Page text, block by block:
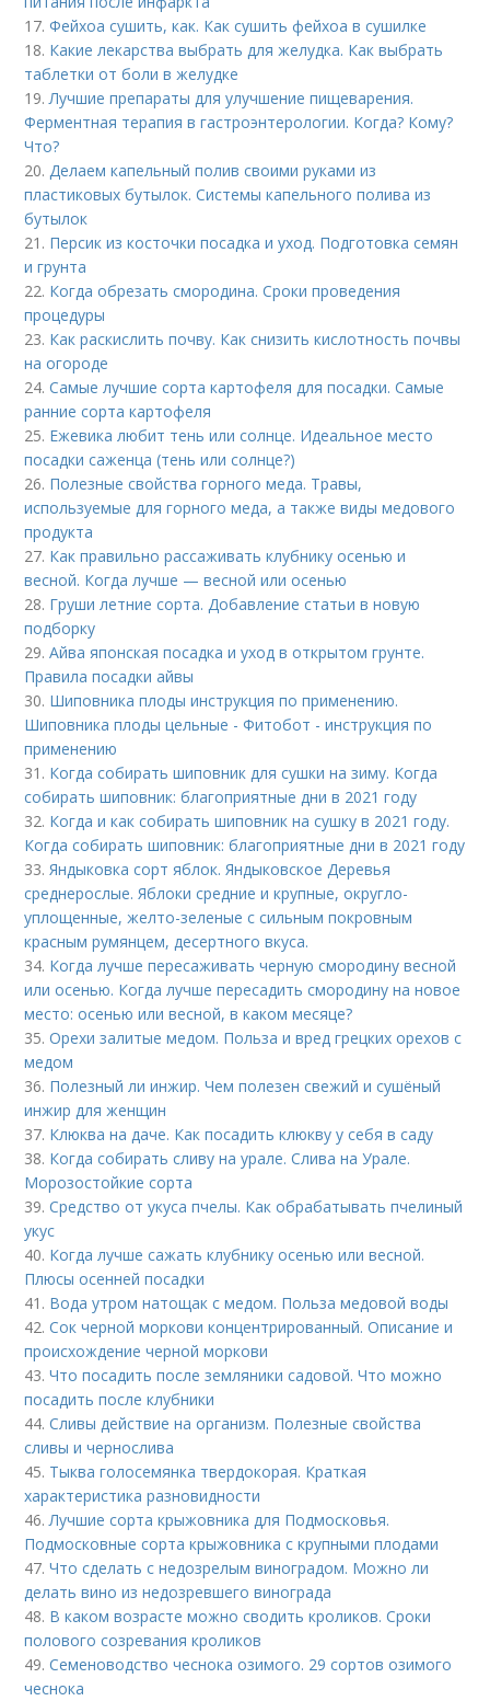
17.Фейхоа сушить, как. Как сушить фейхоа в сушилке
18. Какие лекарства выбрать для желудка. Как выбрать
таблетки от боли в желудке
19.Лучшие препараты для улучшение пищеварения.
Ферментная терапия в гастроэнтерологии. Когда? Кому?
Что?
20.Делаем капельный полив своими руками из
пластиковых бутылок. Системы капельного полива из
бутылок
21. Персик из косточки посадка и уход. Подготовка семян
и грунта
22. Когда обрезать смородина. Сроки проведения
процедуры
23. Как раскислить почву. Как снизить кислотность почвы
на огороде
24.Самые лучшие сорта картофеля для посадки. Самые
ранние сорта картофеля
25. Ежевика любит тень или солнце. Идеальное место
посадки саженца (тень или солнце?)
26. Полезные свойства горного меда. Травы,
используемые для горного меда, а также виды медового
продукта
27. Как правильно рассаживать клубнику осенью и
весной. Когда лучше — весной или осенью
28. Груши летние сорта. Добавление статьи в новую
подборку
29.Айва японская посадка и уход в открытом грунте.
Правила посадки айвы
30. Шиповника плоды инструкция по применению.
Шиповника плоды цельные - Фитобот - инструкция по
применению
31. Когда собирать шиповник для сушки на зиму. Когда
собирать шиповник: благоприятные дни в 2021 году
32. Когда и как собирать шиповник на сушку в 2021 году.
Когда собирать шиповник: благоприятные дни в 2021 году
33.Яндыковка сорт яблок. Яндыковское Деревья
среднерослые. Яблоки средние и крупные, округло-
уплощенные, желто-зеленые с сильным покровным
красным румянцем, десертного вкуса.
34. Когда лучше пересаживать черную смородину весной
или осенью. Когда лучше пересадить смородину на новое
место: осенью или весной, в каком месяце?
35.Орехи залитые медом. Польза и вред грецких орехов с
медом
36. Полезный ли инжир. Чем полезен свежий и сушёный
инжир для женщин
37. Клюква на даче. Как посадить клюкву у себя в саду
38. Когда собирать сливу на урале. Слива на Урале.
Морозостойкие сорта
39.Средство от укуса пчелы. Как обрабатывать пчелиный
укус
40. Когда лучше сажать клубнику осенью или весной.
Плюсы осенней посадки
41. Вода утром натощак с медом. Польза медовой воды
42.Сок черной моркови концентрированный. Описание и
происхождение черной моркови
43.Что посадить после земляники садовой. Что можно
посадить после клубники
44.Сливы действие на организм. Полезные свойства
сливы и чернослива
45. Тыква голосемянка твердокорая. Краткая
характеристика разновидности
46.Лучшие сорта крыжовника для Подмосковья.
Подмосковные сорта крыжовника с крупными плодами
47.Что сделать с недозрелым виноградом. Можно ли
делать вино из недозревшего винограда
48. В каком возрасте можно сводить кроликов. Сроки
полового созревания кроликов
49.Семеноводство чеснока озимого. 29 сортов озимого
чеснока